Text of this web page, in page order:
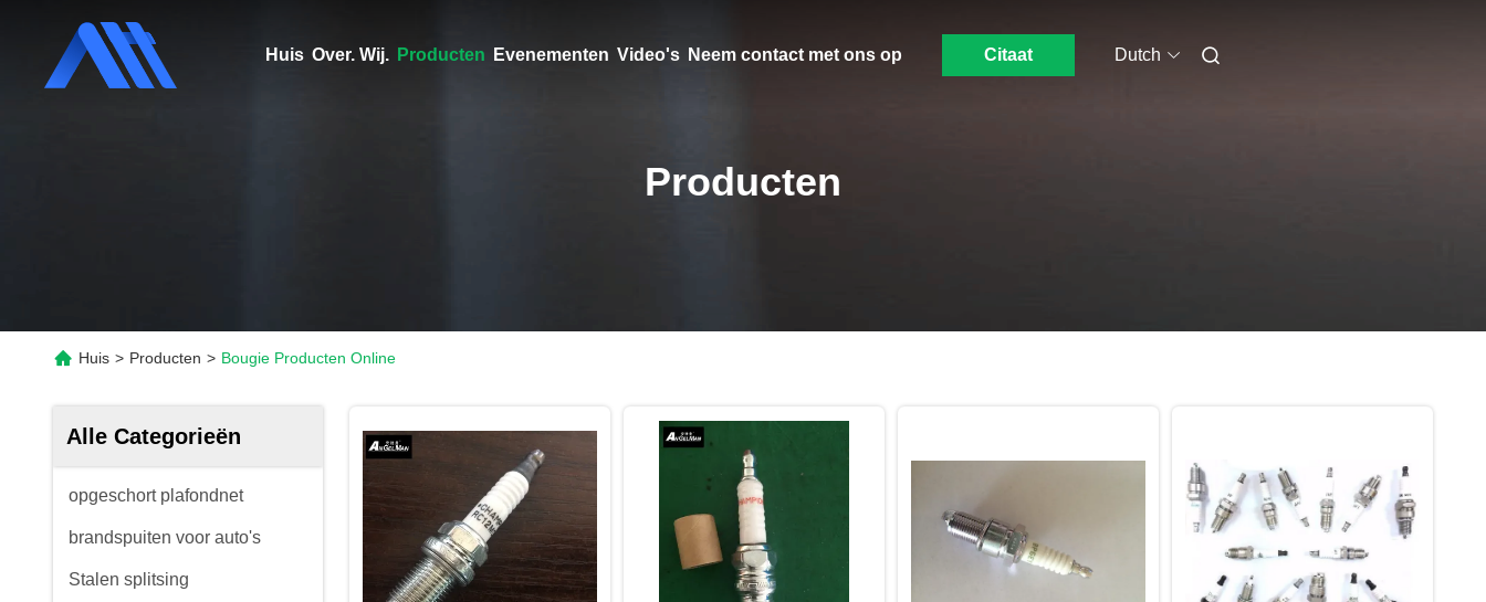
Huis Over. Wij. Producten Evenementen Video's Neem contact met ons op Citaat Dutch
Producten
Huis > Producten > Bougie Producten Online
Alle Categorieën
opgeschort plafondnet
brandspuiten voor auto's
Stalen splitsing